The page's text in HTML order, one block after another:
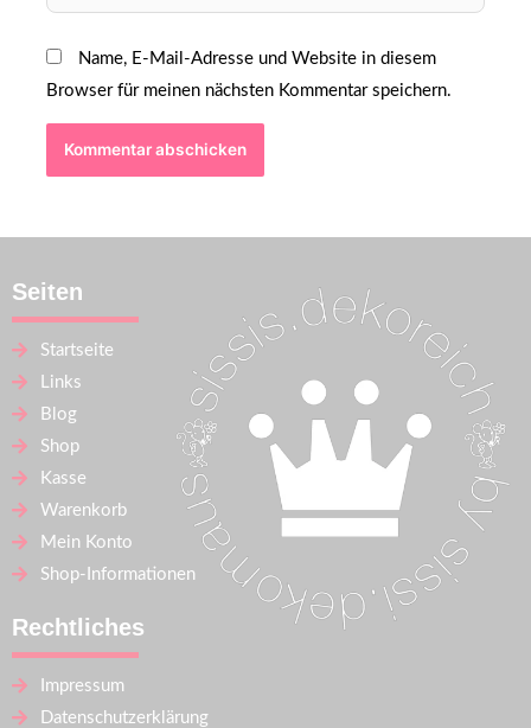
Name, E-Mail-Adresse und Website in diesem
Browser für meinen nächsten Kommentar speichern.
Seiten
Startseite
Links
Blog
Shop
Kasse
Warenkorb
Mein Konto
Shop-Informationen
Rechtliches
Impressum
Datenschutzerklärung